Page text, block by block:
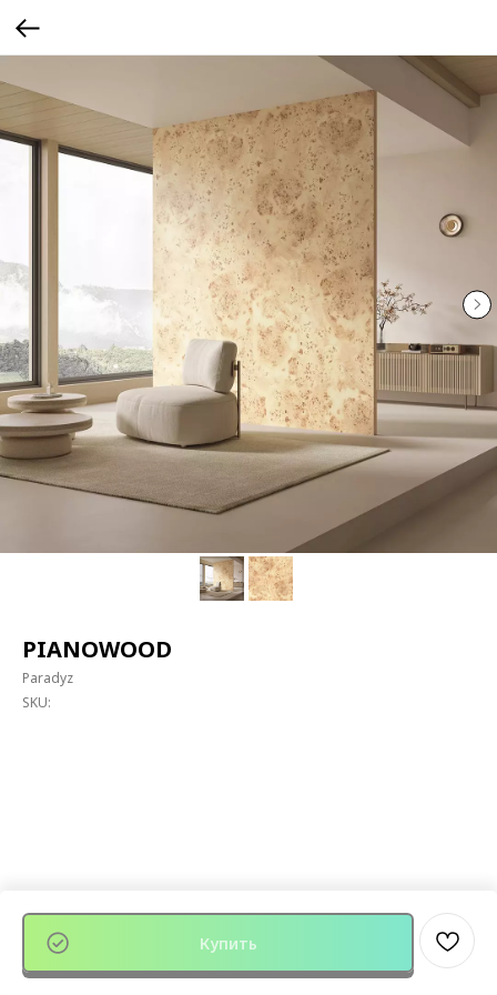
PIANOWOOD
Paradyz
SKU:
Купить